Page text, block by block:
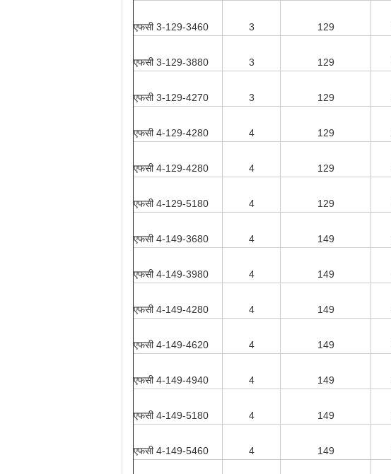
एफसी 3-129-3460 3 129
एफसी 3-129-3880 3 129
एफसी 3-129-4270 3 129
एफसी 4-129-4280 4 129
एफसी 4-129-4280 4 129
एफसी 4-129-5180 4 129
एफसी 4-149-3680 4 149
एफसी 4-149-3980 4 149
एफसी 4-149-4280 4 149
एफसी 4-149-4620 4 149
एफसी 4-149-4940 4 149
एफसी 4-149-5180 4 149
एफसी 4-149-5460 4 149